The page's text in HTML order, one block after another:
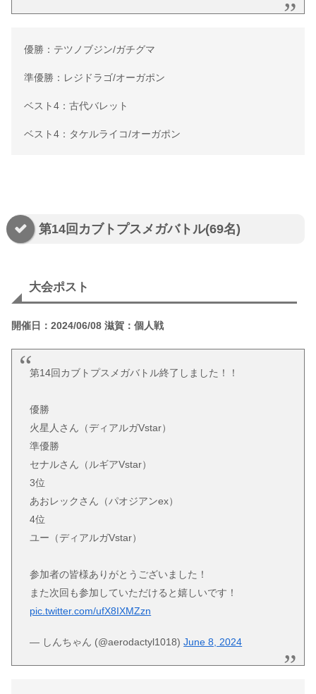
優勝：テツノブジン/ガチグマ
準優勝：レジドラゴ/オーガポン
ベスト4：古代バレット
ベスト4：タケルライコ/オーガポン
第14回カブトプスメガバトル(69名)
大会ポスト
開催日：2024/06/08 滋賀：個人戦
第14回カブトプスメガバトル終了しました！！
優勝
火星人さん（ディアルガVstar）
準優勝
セナルさん（ルギアVstar）
3位
あおレックさん（パオジアンex）
4位
ユー（ディアルガVstar）
参加者の皆様ありがとうございました！
また次回も参加していただけると嬉しいです！
pic.twitter.com/ufX8IXMZzn
— しんちゃん (@aerodactyl1018)June 8, 2024